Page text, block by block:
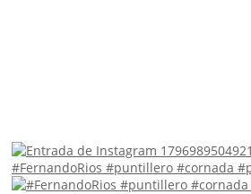
#FernandoRios #puntillero #cornada